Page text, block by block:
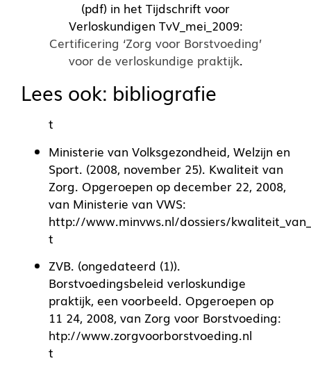
(pdf) in het Tijdschrift voor
Verloskundigen TvV_mei_2009:
Certificering ‘Zorg voor Borstvoeding’
voor de verloskundige praktijk.
Lees ook: bibliografie
t
Ministerie van Volksgezondheid, Welzijn en
Sport. (2008, november 25). Kwaliteit van
Zorg. Opgeroepen op december 22, 2008,
van Ministerie van VWS:
http://www.minvws.nl/dossiers/
t
ZVB. (ongedateerd (1)).
Borstvoedingsbeleid verloskundige
praktijk, een voorbeeld. Opgeroepen op
11 24, 2008, van Zorg voor Borstvoeding:
htp://www.zorgvoorborstvoeding.nl
t